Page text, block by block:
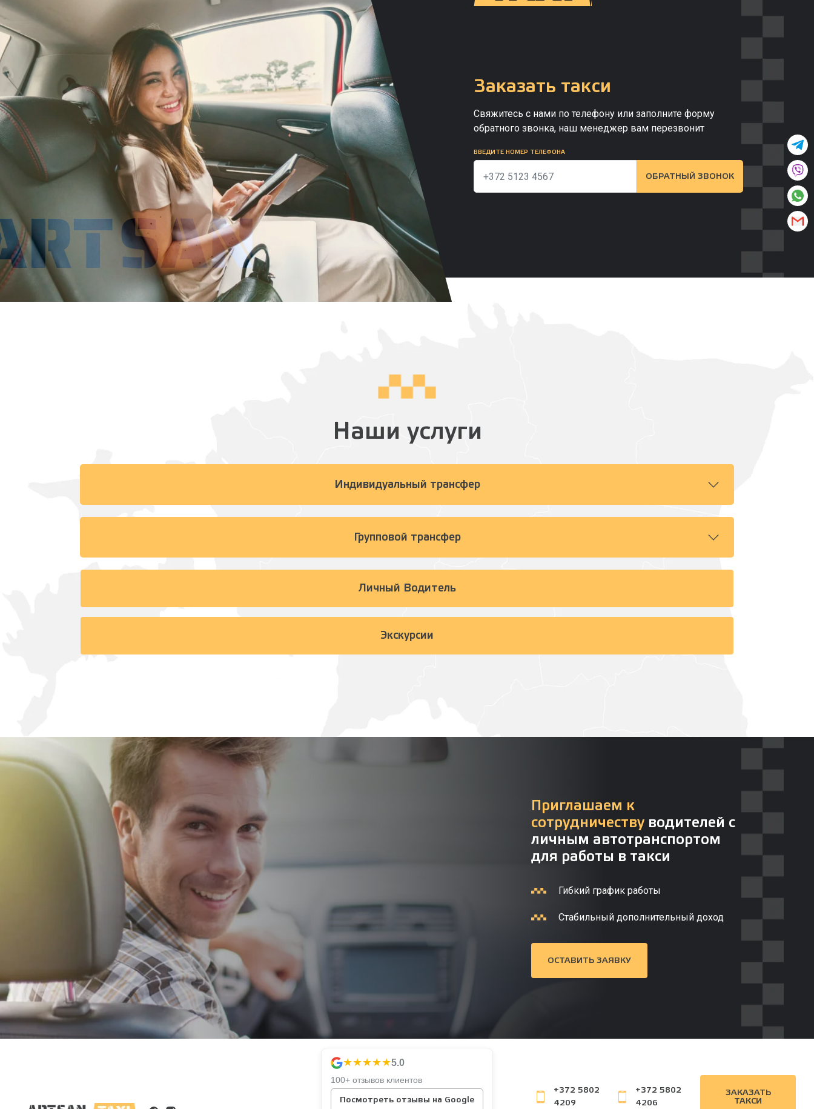
Заказать такси
Свяжитесь с нами по телефону или заполните форму
обратного звонка, наш менеджер вам перезвонит
ВВЕДИТЕ НОМЕР ТЕЛЕФОНА
ОБРАТНЫЙ ЗВОНОК
Наши услуги
Индивидуальный трансфер
Групповой трансфер
Личный Водитель
Экскурсии
Приглашаем к
сотрудничеству водителей с
личным автотранспортом
для работы в такси
Гибкий график работы
Стабильный дополнительный доход
ОСТАВИТЬ ЗАЯВКУ
★★★★★5.0
100+ отзывов клиентов
Посмотреть отзывы на Google
+372 5802
4209
+372 5802
4206
ЗАКАЗАТЬ
ТАКСИ